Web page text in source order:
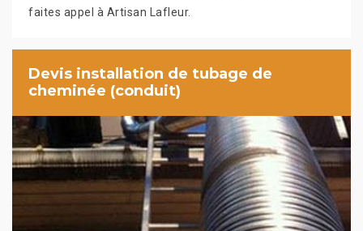
faites appel à Artisan Lafleur.
Devis installation de tubage de
cheminée (conduit)